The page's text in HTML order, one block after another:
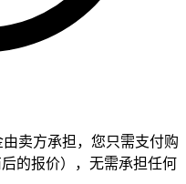
卖方承担，您只需支付购
的报价），无需承担任何